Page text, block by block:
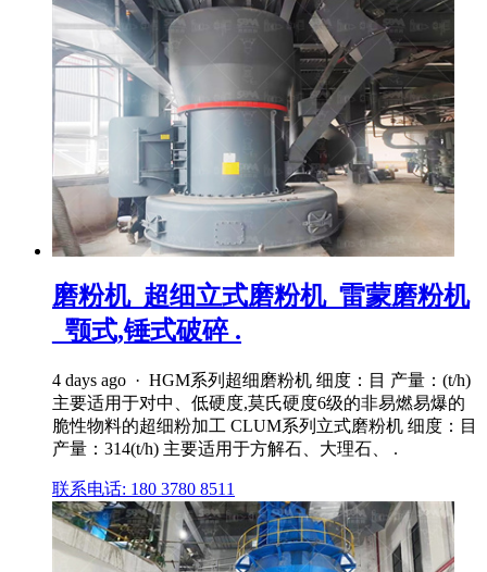
磨粉机_超细立式磨粉机_雷蒙磨粉机
_颚式,锤式破碎 .
4 days ago · HGM系列超细磨粉机 细度：目 产量：(t/h)
主要适用于对中、低硬度,莫氏硬度6级的非易燃易爆的
脆性物料的超细粉加工 CLUM系列立式磨粉机 细度：目
产量：314(t/h) 主要适用于方解石、大理石、 .
联系电话: 180 3780 8511